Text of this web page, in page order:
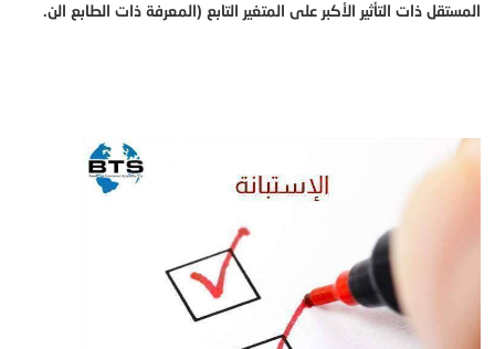
المستقل ذات التأثير الأكبر على المتغير التابع (المعرفة ذات الطابع الن.